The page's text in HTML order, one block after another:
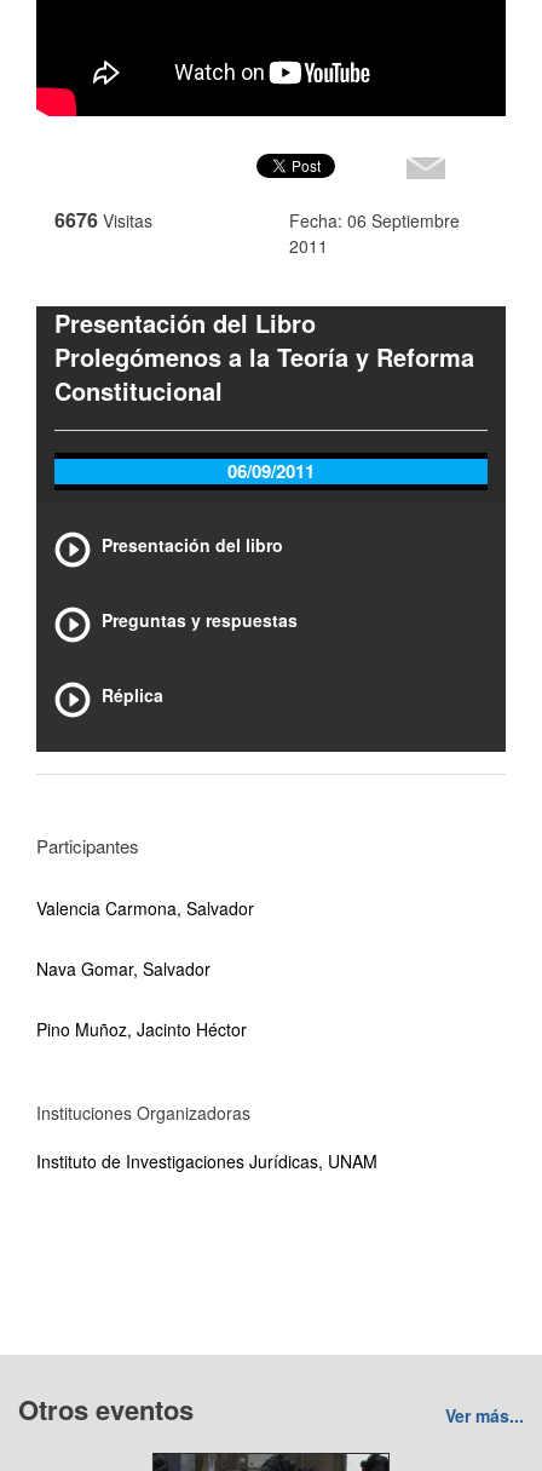
6676 Visitas
Fecha: 06 Septiembre
2011
Presentación del Libro
Prolegómenos a la Teoría y Reforma
Constitucional
06/09/2011
Presentación del libro
Preguntas y respuestas
Réplica
Participantes
Valencia Carmona, Salvador
Nava Gomar, Salvador
Pino Muñoz, Jacinto Héctor
Instituciones Organizadoras
Instituto de Investigaciones Jurídicas, UNAM
Otros eventos Ver más...